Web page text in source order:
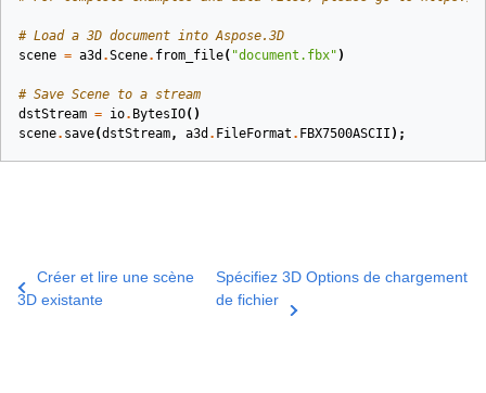
# Load a 3D document into Aspose.3D
scene = a3d .Scene. from_file( "document.fbx" )
# Save Scene to a stream
dstStream = io. BytesIO()
scene. save(dstStream, a3d . FileFormat . FBX7500ASCII );
Créer et lire une scène
3D existante
Spécifiez 3D Options de chargement
de fichier